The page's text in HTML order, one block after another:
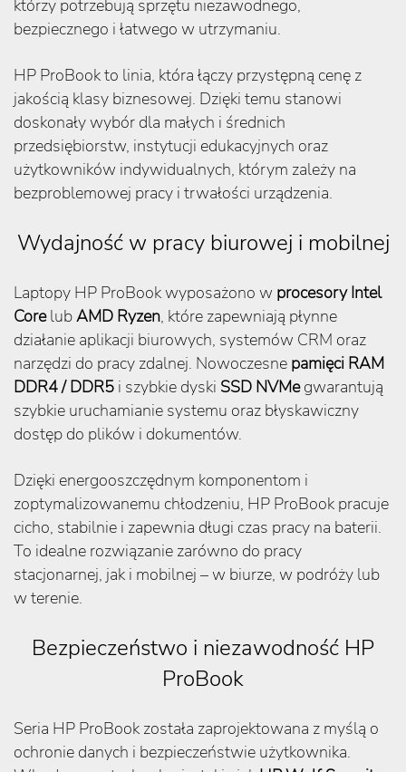
którzy potrzebują sprzętu niezawodnego,
bezpiecznego i łatwego w utrzymaniu.
HP ProBook to linia, która łączy przystępną cenę z
jakością klasy biznesowej. Dzięki temu stanowi
doskonały wybór dla małych i średnich
przedsiębiorstw, instytucji edukacyjnych oraz
użytkowników indywidualnych, którym zależy na
bezproblemowej pracy i trwałości urządzenia.
Wydajność w pracy biurowej i mobilnej
Laptopy HP ProBook wyposażono w procesory Intel
CorelubAMD Ryzen, które zapewniają płynne
działanie aplikacji biurowych, systemów CRM oraz
narzędzi do pracy zdalnej. Nowoczesne pamięci RAM
DDR4 / DDR5 i szybkie dyski SSD NVMegwarantują
szybkie uruchamianie systemu oraz błyskawiczny
dostęp do plików i dokumentów.
Dzięki energooszczędnym komponentom i
zoptymalizowanemu chłodzeniu, HP ProBook pracuje
cicho, stabilnie i zapewnia długi czas pracy na baterii.
To idealne rozwiązanie zarówno do pracy
stacjonarnej, jak i mobilnej – w biurze, w podróży lub
w terenie.
Bezpieczeństwo i niezawodność HP
ProBook
Seria HP ProBook została zaprojektowana z myślą o
ochronie danych i bezpieczeństwie użytkownika.